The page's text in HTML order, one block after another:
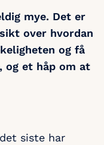
mye. Det er
over hvordan
og få
og et håp om at
siste har